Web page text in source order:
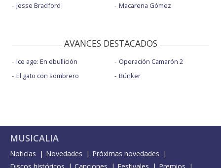
Jesse Bradford
Macarena Gómez
AVANCES DESTACADOS
Ice age: En ebullición
El gato con sombrero
Operación Camarón 2
Búnker
MUSICALIA
Noticias Novedades
Próximas novedades